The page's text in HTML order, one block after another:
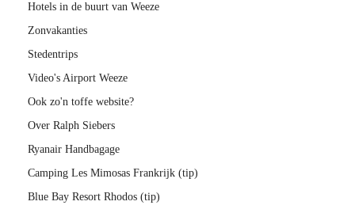
Hotels in de buurt van Weeze
Zonvakanties
Stedentrips
Video's Airport Weeze
Ook zo'n toffe website?
Over Ralph Siebers
Ryanair Handbagage
Camping Les Mimosas Frankrijk (tip)
Blue Bay Resort Rhodos (tip)